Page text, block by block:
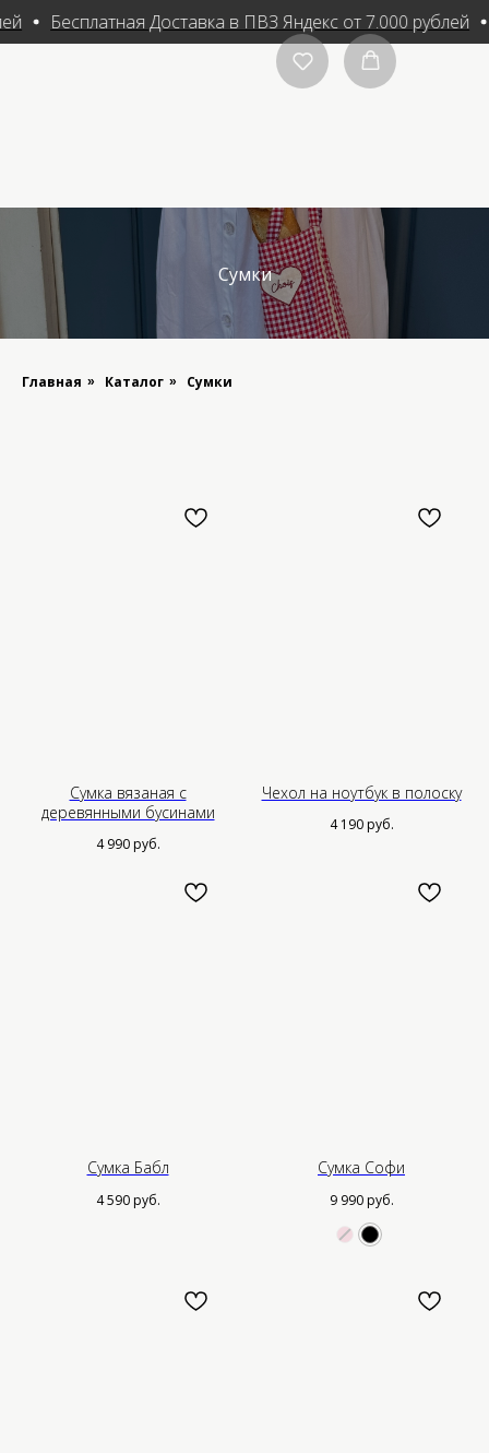
Бесплатная Доставка в ПВЗ Яндекс от 7.000 рублей
Сумки
Главная » Каталог » Сумки
Сумка вязаная с
деревянными бусинами
4 990 руб.
Чехол на ноутбук в полоску
4 190 руб.
Сумка Бабл
4 590 руб.
Сумка Софи
9 990 руб.